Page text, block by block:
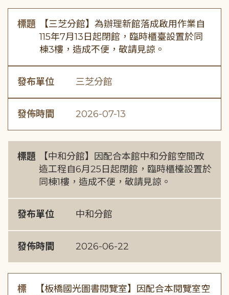
標題
【三芝分館】為辦理新館落成啟用作業自
115年7月13日起閉館，臨時櫃臺設置於同
棟3樓，造成不便，敬請見諒。
發布單位 三芝分館
發佈時間 2026-07-13
標題
【中和分館】因配合本館中和分館空間改
造工程自6月25日起閉館，臨時櫃檯設置於
同棟1樓，造成不便，敬請見諒。
發布單位 中和分館
發佈時間 2026-06-22
標
【板橋國光圖書閱覽室】因配合本閱覽室空